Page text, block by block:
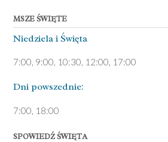
MSZE ŚWIĘTE
Niedziela ­i Święta
7:00, 9:00, 10:30, 12:00, 17:00
Dni pows­zednie:
7­:00, 18:00­
SPOWIEDŹ ŚWIĘTA